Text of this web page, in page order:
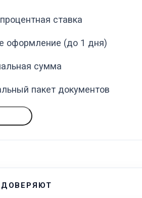
ставка
оформление (до 1 дня)
сумма
пакет документов